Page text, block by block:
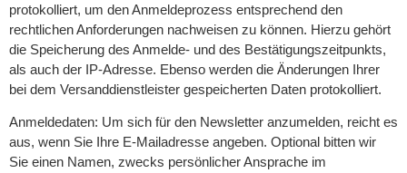
protokolliert, um den Anmeldeprozess entsprechend den
rechtlichen Anforderungen nachweisen zu können. Hierzu gehört
die Speicherung des Anmelde- und des Bestätigungszeitpunkts,
als auch der IP-Adresse. Ebenso werden die Änderungen Ihrer
bei dem Versanddienstleister gespeicherten Daten protokolliert.
Anmeldedaten: Um sich für den Newsletter anzumelden, reicht es
aus, wenn Sie Ihre E-Mailadresse angeben. Optional bitten wir
Sie einen Namen, zwecks persönlicher Ansprache im